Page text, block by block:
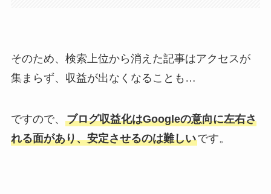
そのため、検索上位から消えた記事はアクセスが
集まらず、収益が出なくなることも…
ですので、 ブログ収益化はGoogleの意向に左右さ
れる面があり、安定させるのは難しいです。